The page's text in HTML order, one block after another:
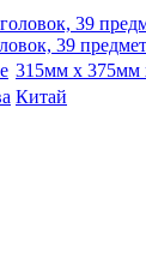
39
315мм x 375мм
Китай